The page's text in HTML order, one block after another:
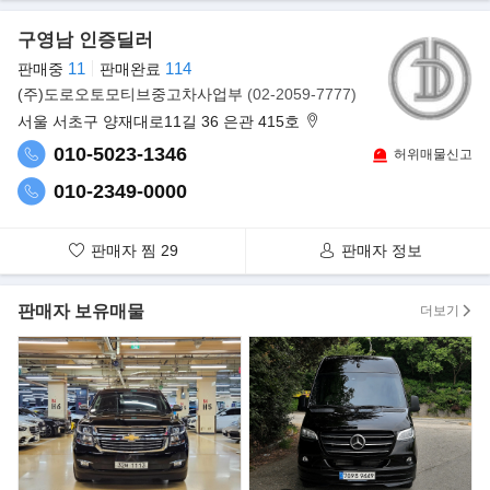
▶쉐보레 서버밴
풀사이즈 SUV 서버밴은 초대형 미국 SUV의 자존심이다. 2.5톤의
엔진을 달았다. 포드 F150 SVT 랩터 순수 트럭 기능으로 시작해 고
급 사양과 오프로드 성능을 지속적으로
더한 프리미엄 픽업트럭이다.
▶구매시 유의사항
구영남 인증딜러
판매중 11 판매완료 114
(주)도로오토모티브중고차사업부 (02-2059-7777)
서울 서초구 양재대로11길 36 은관 415호
010-5023-1346
010-2349-0000
허위매물신고
판매자 찜 29 판매자 정보
판매자 보유매물 더보기